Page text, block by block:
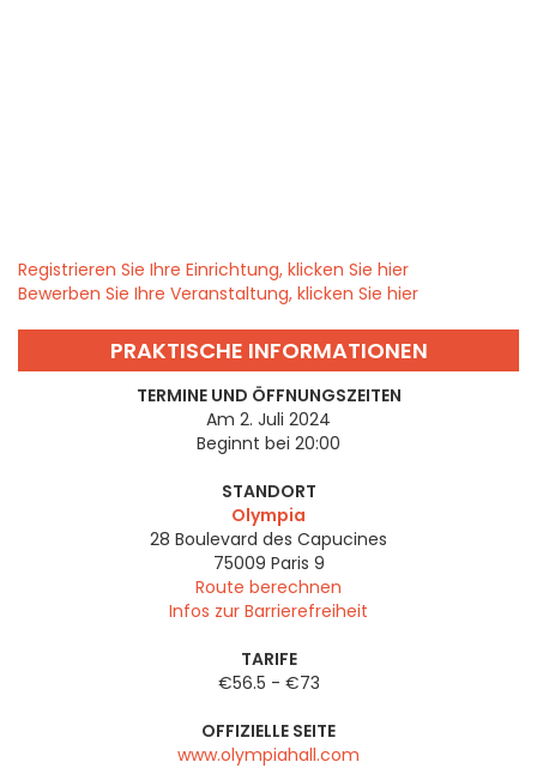
Registrieren Sie Ihre Einrichtung, klicken Sie hier
Bewerben Sie Ihre Veranstaltung, klicken Sie hier
PRAKTISCHE INFORMATIONEN
TERMINE UND ÖFFNUNGSZEITEN
Am 2. Juli 2024
Beginnt bei 20:00
STANDORT
Olympia
28 Boulevard des Capucines
75009 Paris 9
Route berechnen
Infos zur Barrierefreiheit
TARIFE
€56.5 - €73
OFFIZIELLE SEITE
www.olympiahall.com